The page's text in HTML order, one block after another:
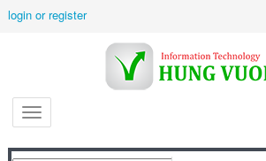
login or register